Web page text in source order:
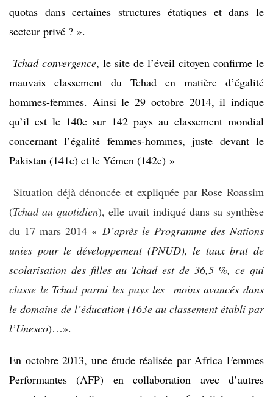
quotas dans certaines structures étatiques et dans le
secteur privé ? ».
Tchad convergence, le site de l’éveil citoyen confirme le
mauvais classement du Tchad en matière d’égalité
hommes-femmes. Ainsi le 29 octobre 2014, il indique
qu’il est le 140e sur 142 pays au classement mondial
concernant l’égalité femmes-hommes, juste devant le
Pakistan (141e) et le Yémen (142e) »
Situation déjà dénoncée et expliquée par Rose Roassim
(Tchad au quotidien), elle avait indiqué dans sa synthèse
du 17 mars 2014 « D’après le Programme des Nations
unies pour le développement (PNUD), le taux brut de
scolarisation des filles au Tchad est de 36,5 %, ce qui
classe le Tchad parmi les pays les moins avancés dans
le domaine de l’éducation (163e au classement établi par
l’Unesco)…».
En octobre 2013, une étude réalisée par Africa Femmes
Performantes (AFP) en collaboration avec d’autres